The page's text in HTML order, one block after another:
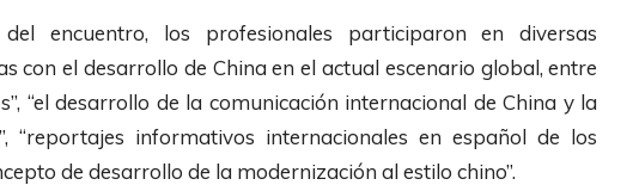
encuentro, los profesionales participaron en diversas
con el desarrollo de China en el actual escenario global, entre
“el desarrollo de la comunicación internacional de China y la
“reportajes informativos internacionales en español de los
de desarrollo de la modernización al estilo chino”.